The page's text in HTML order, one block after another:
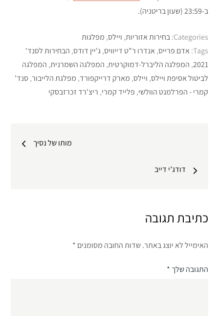
ב-23:59 (שעון בריטניה).
Categories: בחירות אזוריות, ויילס, מפלגות
Tags: אדם פרייס, אנדרו ר"ט דייוויס, ג'יין דודס, הבחירות לסנד'
2021
, המפלגה הליברל-דמוקרטית, המפלגה השמרנית, המפלגה
לביטול אסיפת ויילס, ויילס, מארק דרייקפורד, מפלגת הלייבור,סנד'
קמרי - הפרלמנט הוולשי, פלייד קמרי, ריצ'רד זכרזבסקי
מותו של נסיך
דודג’י דייב
כתיבת תגובה
האימייל לא יוצג באתר. שדות החובה מסומנים *
התגובה שלך*